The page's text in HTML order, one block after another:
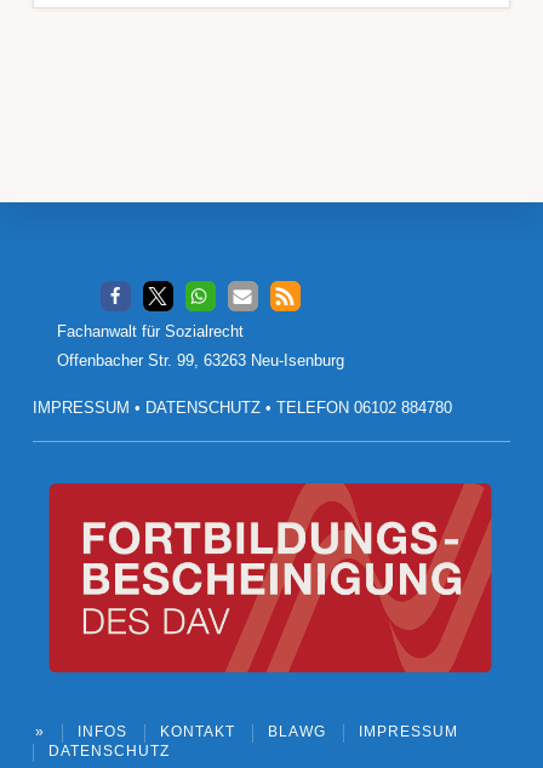
Footer
Fachanwalt für Sozialrecht
Offenbacher Str. 99, 63263 Neu-Isenburg
IMPRESSUM • DATENSCHUTZ• TELEFON 06102 884780
» INFOS KONTAKT BLAWG
IMPRESSUM
DATENSCHUTZ